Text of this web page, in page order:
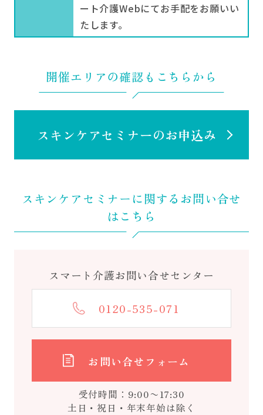
06
敏感肌用製品
ラインナップをご紹介させていただきま
す。ご興味のある商品をお試しいただくこ
ート介護Webにてお手配をお願いい
たします。
開催エリアの確認もこちらから
スキンケアセミナーのお申込み
スキンケアセミナーに関するお問い合せ
はこちら
スマート介護お問い合せセンター
0120-535-071
お問い合せフォーム
受付時間：9:00〜17:30
土日・祝日・年末年始は除く